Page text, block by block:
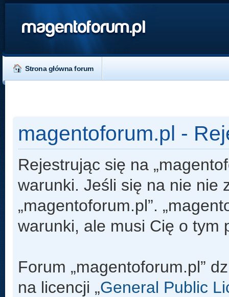
magentoforum.pl
Strona główna forum
magentoforum.pl -
Rejestrując się na
warunki. Jeśli się na nie nie
„magentoforum.pl”.
warunki, ale musi Cię o tym
Forum „magentoforum.pl”
na licencji „General Public